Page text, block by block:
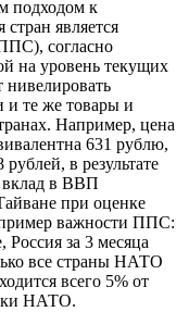
подходом к
является
согласно
на уровень текущих
нивелировать
и те же товары и
Например, цена
631 рублю,
в результате
вклад в ВВП
при оценке
важности ППС:
за 3 месяца
все страны НАТО
всего 5% от
НАТО.